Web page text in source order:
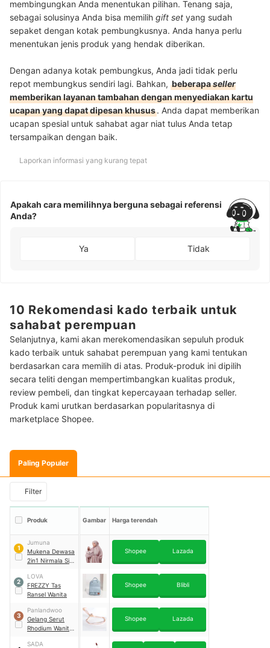
membingungkan Anda menentukan pilihan. Tenang saja,
sebagai solusinya Anda bisa memilih gift set yang sudah
sepaket dengan kotak pembungkusnya. Anda hanya perlu
menentukan jenis produk yang hendak diberikan.
Dengan adanya kotak pembungkus, Anda jadi tidak perlu
repot membungkus sendiri lagi. Bahkan, beberapaseller
memberikan layanan tambahan dengan menyediakan kartu
ucapan yang dapat dipesan khusus. Anda dapat memberikan
ucapan spesial untuk sahabat agar niat tulus Anda tetap
tersampaikan dengan baik.
Laporkan informasi yang kurang tepat
Apakah cara memilihnya berguna sebagai referensi
Anda?
Ya Tidak
10 Rekomendasi kado terbaik untuk
sahabat perempuan
Selanjutnya, kami akan merekomendasikan sepuluh produk
kado terbaik untuk sahabat perempuan yang kami tentukan
berdasarkan cara memilih di atas. Produk-produk ini dipilih
secara teliti dengan mempertimbangkan kualitas produk,
review pembeli, dan tingkat kepercayaan terhadap seller.
Produk kami urutkan berdasarkan popularitasnya di
marketplace Shopee.
Paling Populer
Filter
Produk Gambar Harga terendah
1
Jumuna
Mukena Dewasa
2in1 Nirmala Silk
Shopee Lazada
2
LOVA
FREZZY Tas
Ransel Wanita
Shopee Blibli
3
Panlandwoo
Gelang Serut
Rhodium Wanita
Adjustable
Shopee Lazada
SADA